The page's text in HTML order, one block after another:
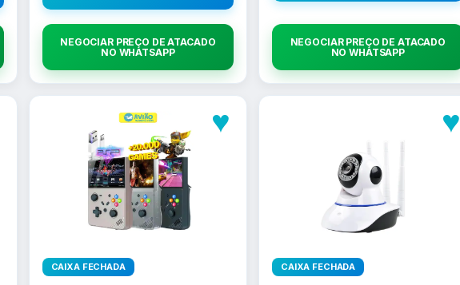
NEGOCIAR PREÇO DE ATACADO
NO WHATSAPP
NEGOCIAR PREÇO DE ATACADO
NO WHATSAPP
♥
CAIXA FECHADA
♥
CAIXA FECHADA